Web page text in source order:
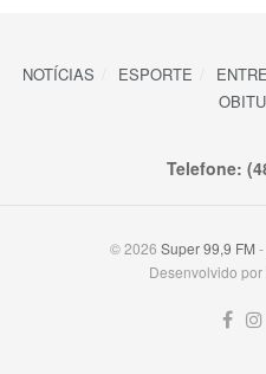
NOTÍCIAS ESPORTE
Telefone:
© 2026 Super 99,9 FM
Desenvolvido por